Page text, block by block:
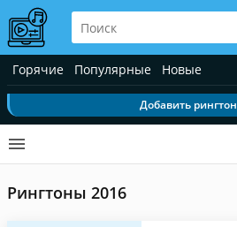
Горячие Популярные Новые
Добавить рингтон
Рингтоны 2016